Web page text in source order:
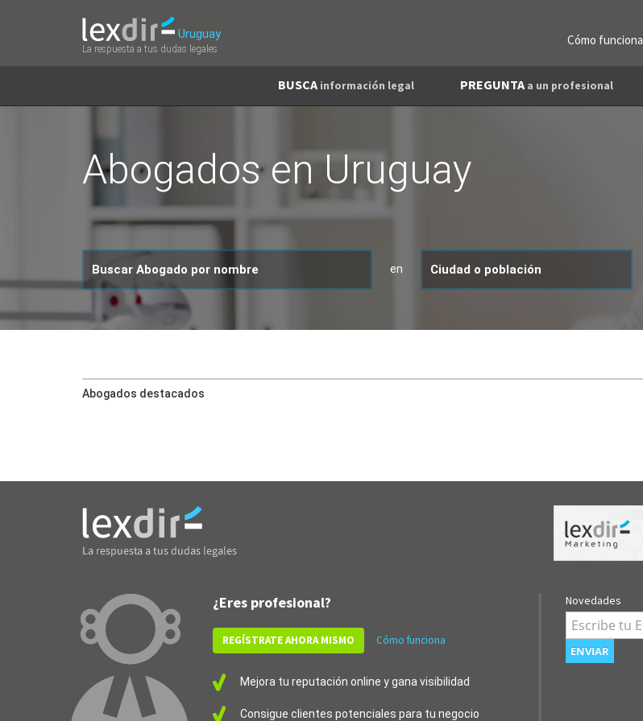
Uruguay
La respuesta a tus dudas legales
Cómo funciona
BUSCA información legal PREGUNTA a un profesional
Abogados en Uruguay
en
Abogados destacados
¿Eres profesional?
REGÍSTRATE AHORA MISMO Cómo funciona
Mejora tu reputación online y gana visibilidad
Consigue clientes potenciales para tu negocio
Novedades